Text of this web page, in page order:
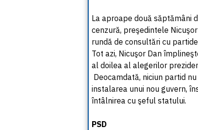
La aproape două săptămâni
cenzură, preşedintele
rundă de consultări cu
Tot azi, Nicuşor Dan
al doilea al alegerilor
Deocamdată, niciun partid
instalarea unui nou guvern,
întâlnirea cu şeful statului.
PSD